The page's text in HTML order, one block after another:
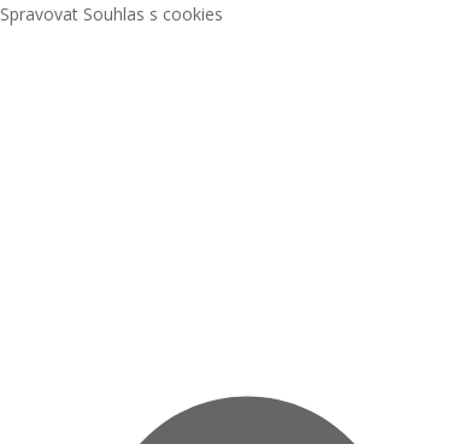
Spravovat Souhlas s cookies